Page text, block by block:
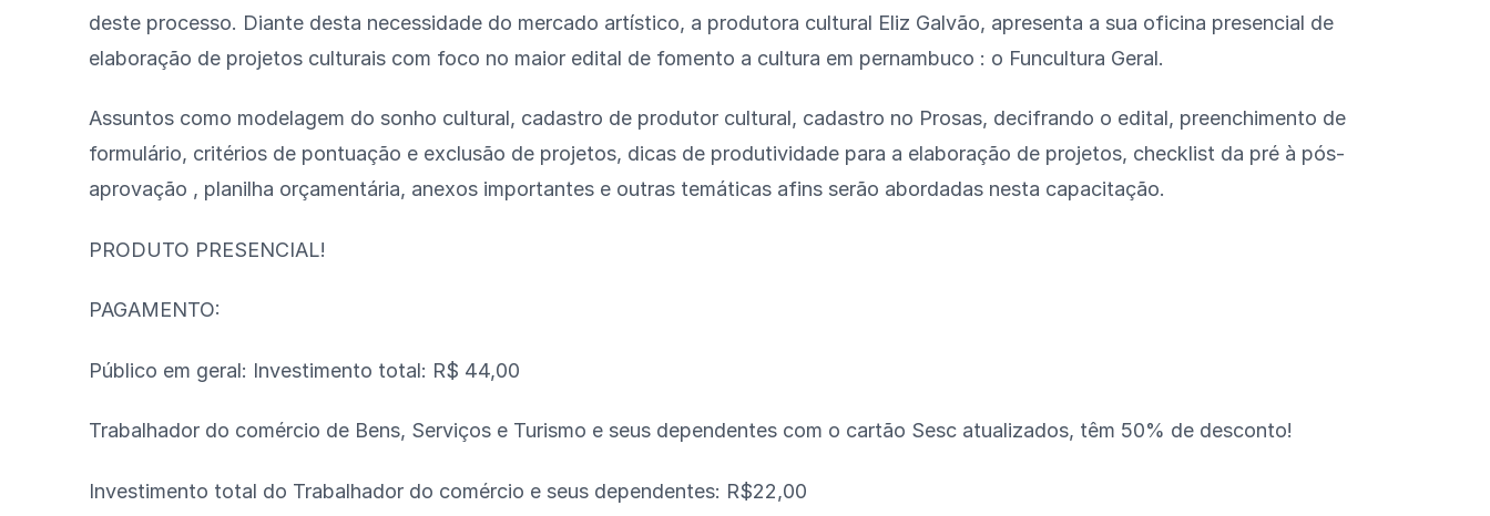
deste processo. Diante desta necessidade do mercado artístico, a produtora cultural Eliz Galvão, apresenta a sua oficina presencial de
elaboração de projetos culturais com foco no maior edital de fomento a cultura em pernambuco : o Funcultura Geral.
Assuntos como modelagem do sonho cultural, cadastro de produtor cultural, cadastro no Prosas, decifrando o edital, preenchimento de
formulário, critérios de pontuação e exclusão de projetos, dicas de produtividade para a elaboração de projetos, checklist da pré à pós-
aprovação , planilha orçamentária, anexos importantes e outras temáticas afins serão abordadas nesta capacitação.
PRODUTO PRESENCIAL!
PAGAMENTO:
Público em geral: Investimento total: R$ 44,00
Trabalhador do comércio de Bens, Serviços e Turismo e seus dependentes com o cartão Sesc atualizados, têm 50% de desconto!
Investimento total do Trabalhador do comércio e seus dependentes: R$22,00